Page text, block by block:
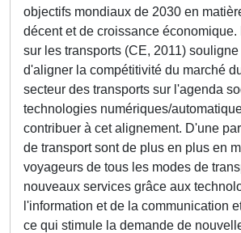
objectifs mondiaux de 2030 en
décent et de croissance
sur les transports (CE, 2011)
d'aligner la compétitivité du marché
secteur des transports sur l'agenda
technologies numériques/
contribuer à cet alignement. D'une
de transport sont de plus en plus en
voyageurs de tous les modes de
nouveaux services grâce aux
l'information et de la communication
ce qui stimule la demande de